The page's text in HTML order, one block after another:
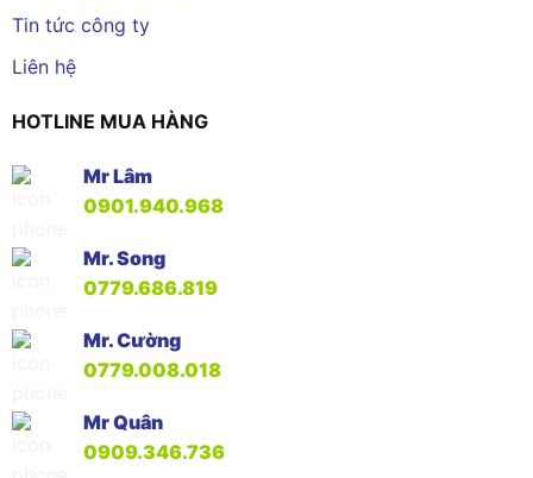
Tin tức công ty
Liên hệ
HOTLINE MUA HÀNG
Mr Lâm
0901.940.968
Mr. Song
0779.686.819
Mr. Cường
0779.008.018
Mr Quân
0909.346.736